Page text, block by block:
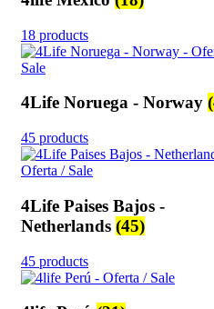
18 products
4Life Noruega - Norway
45 products
4Life Paises Bajos -
Netherlands (45)
45 products